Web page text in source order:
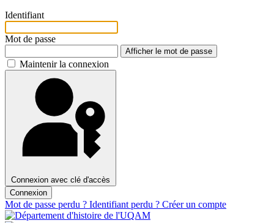
Identifiant
Mot de passe
Afficher le mot de passe
Maintenir la connexion
Connexion avec clé d'accès
Connexion
Mot de passe perdu ? Identifiant perdu ? Créer un compte